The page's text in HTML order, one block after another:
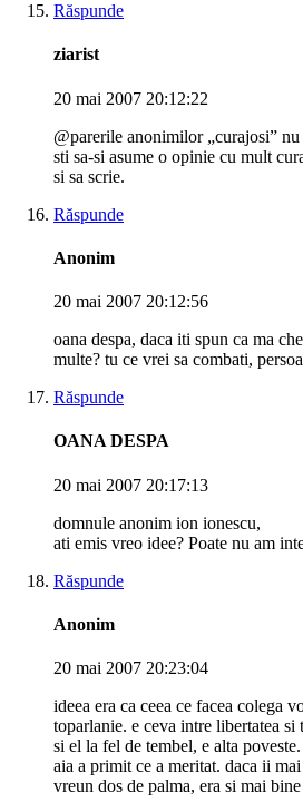
Răspunde
ziarist
20 mai 2007 20:12:22
@parerile anonimilor „curajosi”
sti sa-si asume o opinie cu mult
si sa scrie.
Răspunde
Anonim
20 mai 2007 20:12:56
oana despa, daca iti spun ca ma
multe? tu ce vrei sa combati,
Răspunde
OANA DESPA
20 mai 2007 20:17:13
domnule anonim ion ionescu,
ati emis vreo idee? Poate nu am
Răspunde
Anonim
20 mai 2007 20:23:04
ideea era ca ceea ce facea colega
toparlanie. e ceva intre libertatea si
si el la fel de tembel, e alta
aia a primit ce a meritat. daca ii
vreun dos de palma, era si mai